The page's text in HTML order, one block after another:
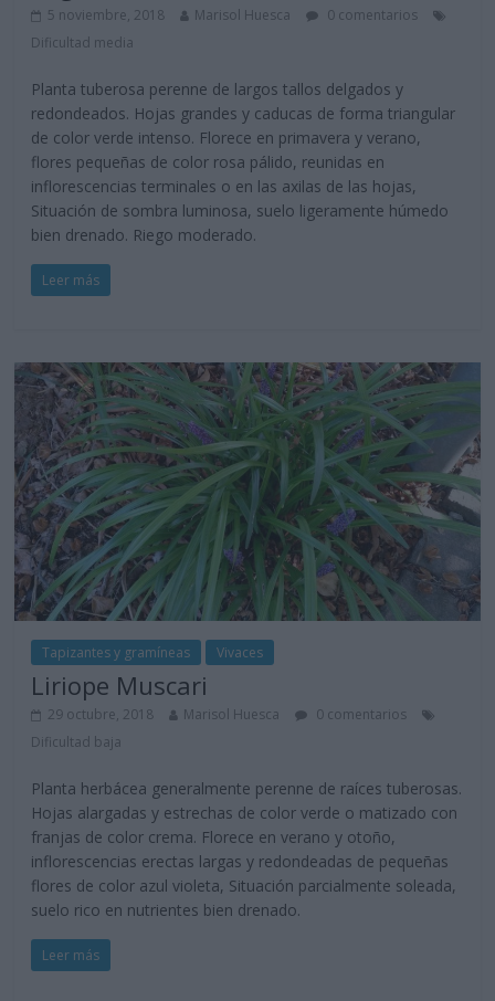
5 noviembre, 2018 Marisol Huesca
0 comentarios
Dificultad media
Planta tuberosa perenne de largos tallos delgados y
redondeados. Hojas grandes y caducas de forma triangular
de color verde intenso. Florece en primavera y verano,
flores pequeñas de color rosa pálido, reunidas en
inflorescencias terminales o en las axilas de las hojas,
Situación de sombra luminosa, suelo ligeramente húmedo
bien drenado. Riego moderado.
Leer más
Tapizantes y gramíneas Vivaces
Liriope Muscari
29 octubre, 2018 Marisol Huesca
0 comentarios
Dificultad baja
Planta herbácea generalmente perenne de raíces tuberosas.
Hojas alargadas y estrechas de color verde o matizado con
franjas de color crema. Florece en verano y otoño,
inflorescencias erectas largas y redondeadas de pequeñas
flores de color azul violeta, Situación parcialmente soleada,
suelo rico en nutrientes bien drenado.
Leer más